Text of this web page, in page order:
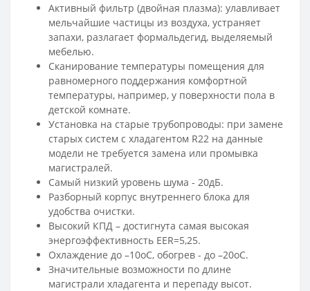
Активный фильтр (двойная плазма): улавливает
мельчайшие частицы из воздуха, устраняет
запахи, разлагает формальдегид, выделяемый
мебелью.
Сканирование температуры помещения для
равномерного поддержания комфортной
температуры, например, у поверхности пола в
детской комнате.
Установка на старые трубопроводы: при замене
старых систем с хладагентом R22 на данные
модели не требуется замена или промывка
магистралей.
Самый низкий уровень шума - 20дБ.
Разборный корпус внутреннего блока для
удобства очистки.
Высокий КПД – достигнута самая высокая
энергоэффективность EER=5,25.
Охлаждение до –10oС, обогрев - до –20oС.
Значительные возможности по длине
магистрали хладагента и перепаду высот.